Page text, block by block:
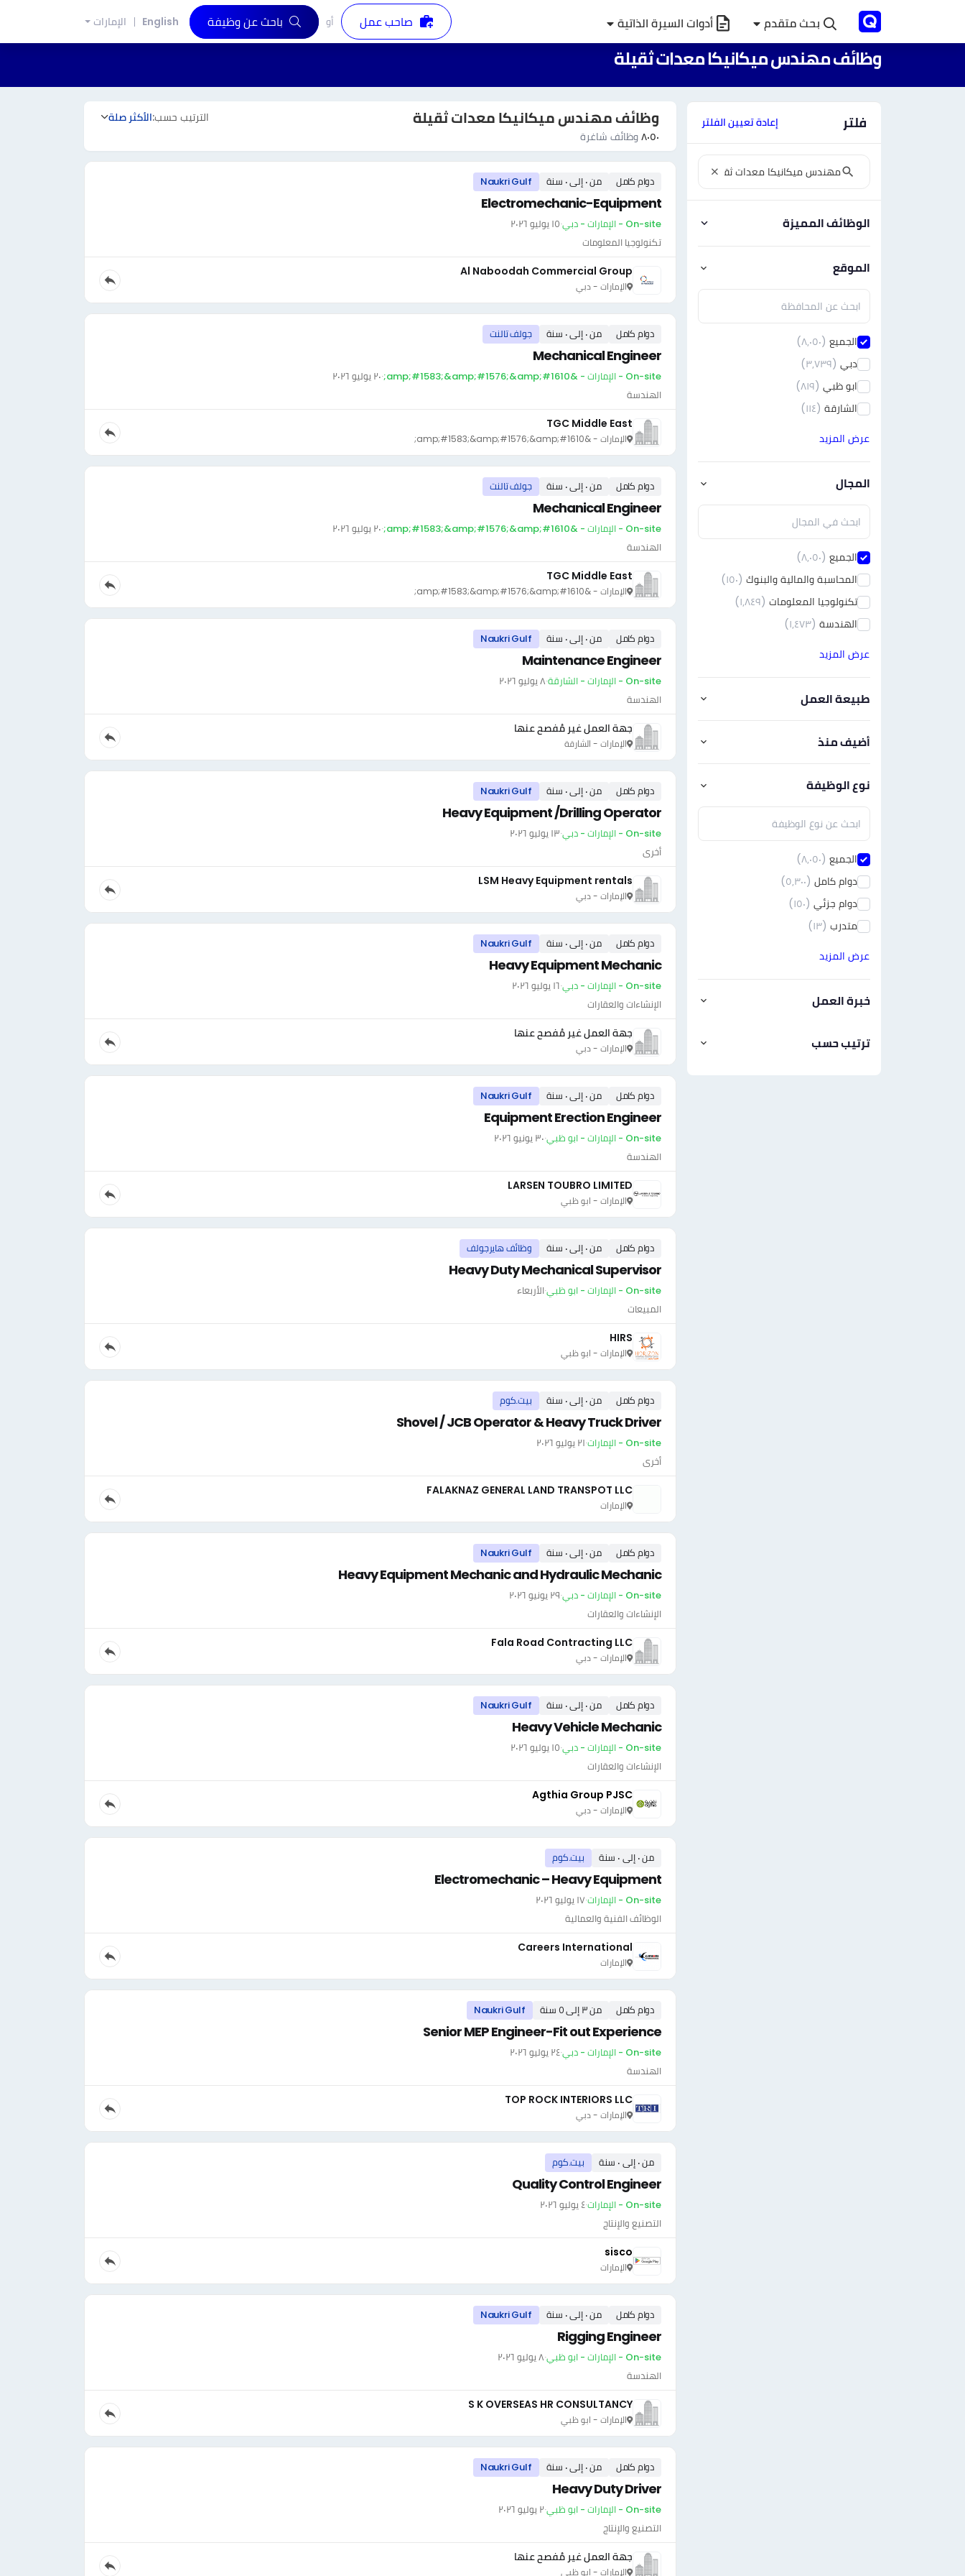
بحث متقدم أدوات السيرة الذاتية صاحب عمل أو باحث عن وظيفة English الإمارات
وظائف مهندس ميكانيكا معدات ثقيلة
فلتر إعادة تعيين الفلتر
الوظائف المميزة
الموقع
الجميع (٨٫٠٥٠)
دبي (٣٫٧٣٩)
ابو ظبي (٨١٩)
الشارقة (١١٤)
عرض المزيد
المجال
الجميع (٨٫٠٥٠)
المحاسبة والمالية والبنوك (١٥٠)
تكنولوجيا المعلومات (١٫٨٤٩)
الهندسة (١٫٤٧٣)
عرض المزيد
طبيعة العمل
أضيف منذ
نوع الوظيفة
الجميع (٨٫٠٥٠)
دوام كامل (٥٫٣٠٠)
دوام جزئي (١٥٠)
متدرب (١٣)
عرض المزيد
خبرة العمل
ترتيب حسب
وظائف مهندس ميكانيكا معدات ثقيلة
٨٠٥٠ وظائف شاغرة
الترتيب حسب:الأكثر صلة
دوام كامل من ٠ إلى ٠ سنة Naukri Gulf
Electromechanic-Equipment
On-site - الإمارات - دبي ·١٥ يوليو ٢٠٢٦
تكنولوجيا المعلومات
Al Naboodah Commercial Group
الإمارات - دبي
دوام كامل من ٠ إلى ٠ سنة جولف تالنت
Mechanical Engineer
On-site - الإمارات - &amp;#1583;&amp;#1576;&amp;#1610; ·٢٠ يوليو ٢٠٢٦
الهندسة
TGC Middle East
الإمارات - &amp;#1583;&amp;#1576;&amp;#1610;
دوام كامل من ٠ إلى ٠ سنة جولف تالنت
Mechanical Engineer
On-site - الإمارات - &amp;#1583;&amp;#1576;&amp;#1610; ·٢٠ يوليو ٢٠٢٦
الهندسة
TGC Middle East
الإمارات - &amp;#1583;&amp;#1576;&amp;#1610;
دوام كامل من ٠ إلى ٠ سنة Naukri Gulf
Maintenance Engineer
On-site - الإمارات - الشارقة ·٨ يوليو ٢٠٢٦
الهندسة
جهة العمل غير مُفصح عنها
الإمارات - الشارقة
دوام كامل من ٠ إلى ٠ سنة Naukri Gulf
Heavy Equipment /Drilling Operator
On-site - الإمارات - دبي ·١٣ يوليو ٢٠٢٦
أخرى
LSM Heavy Equipment rentals
الإمارات - دبي
دوام كامل من ٠ إلى ٠ سنة Naukri Gulf
Heavy Equipment Mechanic
On-site - الإمارات - دبي ·١٦ يوليو ٢٠٢٦
الإنشاءات والعقارات
جهة العمل غير مُفصح عنها
الإمارات - دبي
دوام كامل من ٠ إلى ٠ سنة Naukri Gulf
Equipment Erection Engineer
On-site - الإمارات - ابو ظبي ·٣٠ يونيو ٢٠٢٦
الهندسة
LARSEN TOUBRO LIMITED
الإمارات - ابو ظبي
دوام كامل من ٠ إلى ٠ سنة وظائف هايرجولف
Heavy Duty Mechanical Supervisor
On-site - الإمارات - ابو ظبي ·الأربعاء
المبيعات
HIRS
الإمارات - ابو ظبي
دوام كامل من ٠ إلى ٠ سنة بيت.كوم
Shovel / JCB Operator & Heavy Truck Driver
On-site - الإمارات ·٢١ يوليو ٢٠٢٦
أخرى
FALAKNAZ GENERAL LAND TRANSPOT LLC
الإمارات
دوام كامل من ٠ إلى ٠ سنة Naukri Gulf
Heavy Equipment Mechanic and Hydraulic Mechanic
On-site - الإمارات - دبي ·٢٩ يونيو ٢٠٢٦
الإنشاءات والعقارات
Fala Road Contracting LLC
الإمارات - دبي
دوام كامل من ٠ إلى ٠ سنة Naukri Gulf
Heavy Vehicle Mechanic
On-site - الإمارات - دبي ·١٥ يوليو ٢٠٢٦
الإنشاءات والعقارات
Agthia Group PJSC
الإمارات - دبي
من ٠ إلى ٠ سنة بيت.كوم
Electromechanic – Heavy Equipment
On-site - الإمارات ·١٧ يوليو ٢٠٢٦
الوظائف الفنية والعمالية
Careers International
الإمارات
دوام كامل من ٣ إلى ٥ سنة Naukri Gulf
Senior MEP Engineer-Fit out Experience
On-site - الإمارات - دبي ·٢٤ يوليو ٢٠٢٦
الهندسة
TOP ROCK INTERIORS LLC
الإمارات - دبي
من ٠ إلى ٠ سنة بيت.كوم
Quality Control Engineer
On-site - الإمارات ·٤ يوليو ٢٠٢٦
التصنيع والإنتاج
sisco
الإمارات
دوام كامل من ٠ إلى ٠ سنة Naukri Gulf
Rigging Engineer
On-site - الإمارات - ابو ظبي ·٨ يوليو ٢٠٢٦
الهندسة
S K OVERSEAS HR CONSULTANCY
الإمارات - ابو ظبي
دوام كامل من ٠ إلى ٠ سنة Naukri Gulf
Heavy Duty Driver
On-site - الإمارات - ابو ظبي ·٢ يوليو ٢٠٢٦
التصنيع والإنتاج
جهة العمل غير مُفصح عنها
الإمارات - ابو ظبي